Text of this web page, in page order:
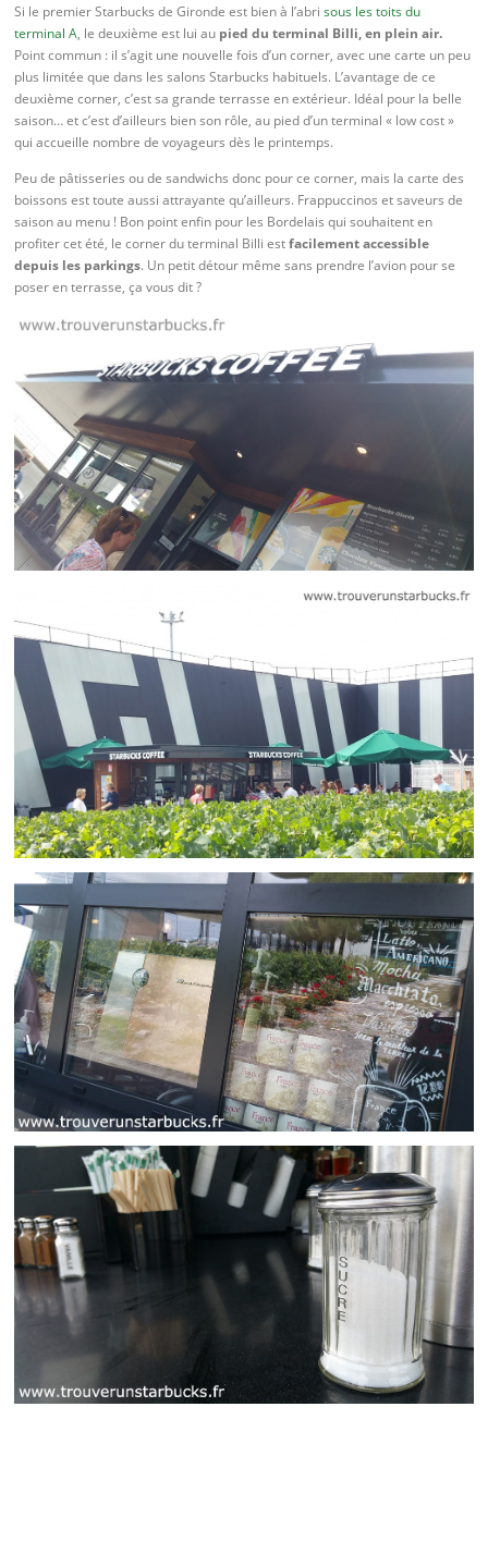
Si le premier Starbucks de Gironde est bien à l’abrisous les toits du
terminal A, le deuxième est lui au pied du terminal Billi, en plein air.
Point commun : il s’agit une nouvelle fois d’un corner, avec une carte un peu
plus limitée que dans les salons Starbucks habituels. L’avantage de ce
deuxième corner, c’est sa grande terrasse en extérieur. Idéal pour la belle
saison… et c’est d’ailleurs bien son rôle, au pied d’un terminal « low cost »
qui accueille nombre de voyageurs dès le printemps.
Peu de pâtisseries ou de sandwichs donc pour ce corner, mais la carte des
boissons est toute aussi attrayante qu’ailleurs. Frappuccinos et saveurs de
saison au menu ! Bon point enfin pour les Bordelais qui souhaitent en
profiter cet été, le corner du terminal Billi estfacilement accessible
depuis les parkings. Un petit détour même sans prendre l’avion pour se
poser en terrasse, ça vous dit ?